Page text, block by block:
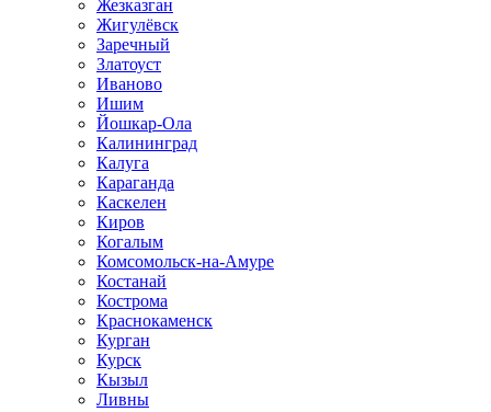
Жезказган
Жигулёвск
Заречный
Златоуст
Иваново
Ишим
Йошкар-Ола
Калининград
Калуга
Караганда
Каскелен
Киров
Когалым
Комсомольск-на-Амуре
Костанай
Кострома
Краснокаменск
Курган
Курск
Кызыл
Ливны